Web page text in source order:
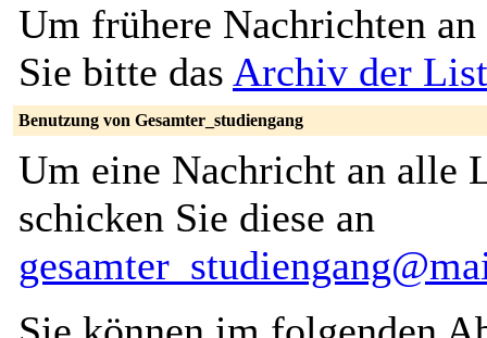
Um frühere Nachrichten an
Sie bitte das Archiv der
Benutzung von Gesamter_studiengang
Um eine Nachricht an alle
schicken Sie diese an